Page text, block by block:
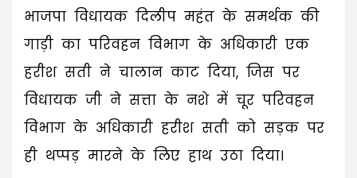
भाजपा विधायक दिलीप महंत के समर्थक की
गाड़ी का परिवहन विभाग के अधिकारी एक
हरीश सती ने चालान काट दिया, जिस पर
विधायक जी ने सत्ता के नशे में चूर परिवहन
विभाग के अधिकारी हरीश सती को सड़क पर
ही थप्पड़ मारने के लिए हाथ उठा दिया।